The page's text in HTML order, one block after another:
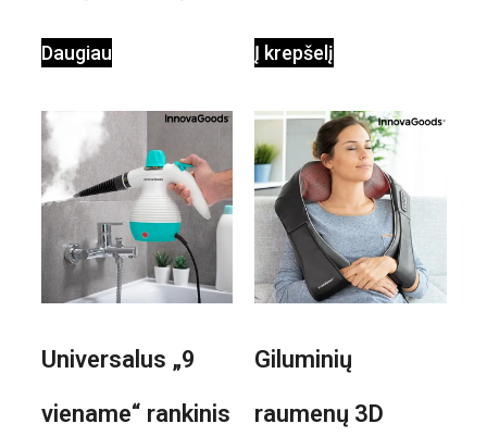
Daugiau Į krepšelį
Universalus „9
viename“ rankinis
Giluminių
raumenų 3D